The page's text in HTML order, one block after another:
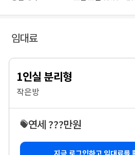
임대료
1인실 분리형
작은방
연세 ???만원
지금 로그인하고 임대료를